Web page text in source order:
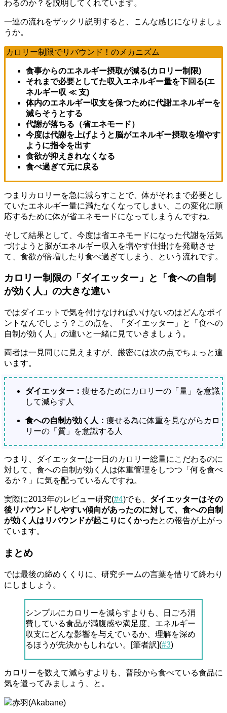
わるのか？を説明してくれています。
一連の流れをザックリ説明すると、こんな感じになりましょ
うか。
カロリー制限でリバウンド！のメカニズム
食事からのエネルギー摂取が減る(カロリー制限)
それまで必要としてた収入エネルギー量を下回る(エ
ネルギー収 ≪ 支)
体内のエネルギー収支を保つために代謝エネルギーを
減らそうとする
代謝が落ちる（省エネモード）
今度は代謝を上げようと脳がエネルギー摂取を増やす
ように指令を出す
食欲が抑えきれなくなる
食べ過ぎて元に戻る
つまりカロリーを急に減らすことで、体がそれまで必要とし
ていたエネルギー量に満たなくなってしまい、この変化に順
応するために体が省エネモードになってしまうんですね。
そして結果として、今度は省エネモードになった代謝を活気
づけようと脳がエネルギー収入を増やす仕掛けを発動させ
て、食欲が倍増したり食べ過ぎてしまう、という流れです。
カロリー制限の「ダイエッター」と「食への自制
が効く人」の大きな違い
ではダイエットで気を付けなければいけないのはどんなポイ
ントなんでしょう？この点を、「ダイエッター」と「食への
自制が効く人」の違いと一緒に見ていきましょう。
両者は一見同じに見えますが、厳密には次の点でちょっと違
います。
ダイエッター： 痩せるためにカロリーの「量」を意識
して減らす人
食への自制が効く人： 痩せる為に体重を見ながらカロ
リーの「質」を意識する人
つまり、ダイエッターは一日のカロリー総量にこだわるのに
対して、食への自制が効く人は体重管理をしつつ「何を食べ
るか？」に気を配っているんですね。
実際に2013年のレビュー研究(#4)でも、 ダイエッターはその
後リバウンドしやすい傾向があったのに対して、食への自制
が効く人はリバウンドが起こりにくかったとの報告が上がっ
ています。
まとめ
では最後の締めくくりに、研究チームの言葉を借りて終わり
にしましょう。
シンプルにカロリーを減らすよりも、日ごろ消
費している食品が満腹感や満足度、エネルギー
収支にどんな影響を与えているか、理解を深め
るほうが先決かもしれない。[筆者訳](#3)
カロリーを数えて減らすよりも、普段から食べている食品に
気を遣ってみましょう、と。
赤羽(Akabane)